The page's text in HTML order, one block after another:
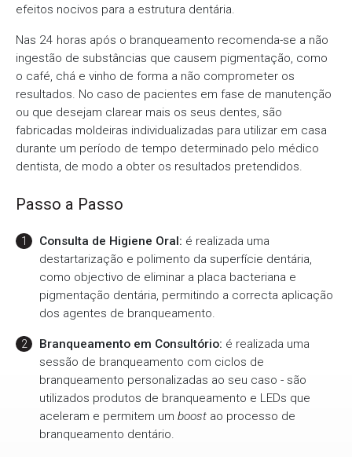
efeitos nocivos para a estrutura dentária.
Nas 24 horas após o branqueamento recomenda-se a não
ingestão de substâncias que causem pigmentação, como
o café, chá e vinho de forma a não comprometer os
resultados. No caso de pacientes em fase de manutenção
ou que desejam clarear mais os seus dentes, são
fabricadas moldeiras individualizadas para utilizar em casa
durante um período de tempo determinado pelo médico
dentista, de modo a obter os resultados pretendidos.
Passo a Passo
Consulta de Higiene Oral: é realizada uma
destartarização e polimento da superfície dentária,
como objectivo de eliminar a placa bacteriana e
pigmentação dentária, permitindo a correcta aplicação
dos agentes de branqueamento.
Branqueamento em Consultório: é realizada uma
sessão de branqueamento com ciclos de
branqueamento personalizadas ao seu caso - são
utilizados produtos de branqueamento e LEDs que
aceleram e permitem um boost ao processo de
branqueamento dentário.